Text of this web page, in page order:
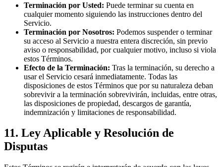
Terminación por Usted: Puede terminar su cuenta en
cualquier momento siguiendo las instrucciones dentro del
Servicio.
Terminación por Nosotros: Podemos suspender o terminar
su acceso al Servicio a nuestra entera discreción, sin previo
aviso o responsabilidad, por cualquier motivo, incluso si viola
estos Términos.
Efecto de la Terminación: Tras la terminación, su derecho a
usar el Servicio cesará inmediatamente. Todas las
disposiciones de estos Términos que por su naturaleza deban
sobrevivir a la terminación sobrevivirán, incluidas, entre otras,
las disposiciones de propiedad, descargos de garantía,
indemnización y limitaciones de responsabilidad.
11. Ley Aplicable y Resolución de
Disputas